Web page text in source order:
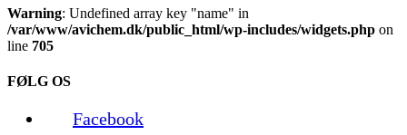
Warning: Undefined array key "name" in
/var/www/avichem.dk/public_html/wp-includes/widgets.php on
line 705
FØLG OS
Facebook